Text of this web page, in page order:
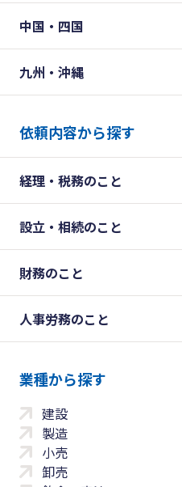
中国・四国
九州・沖縄
依頼内容から探す
経理・税務のこと
設立・相続のこと
財務のこと
人事労務のこと
業種から探す
建設
製造
小売
卸売